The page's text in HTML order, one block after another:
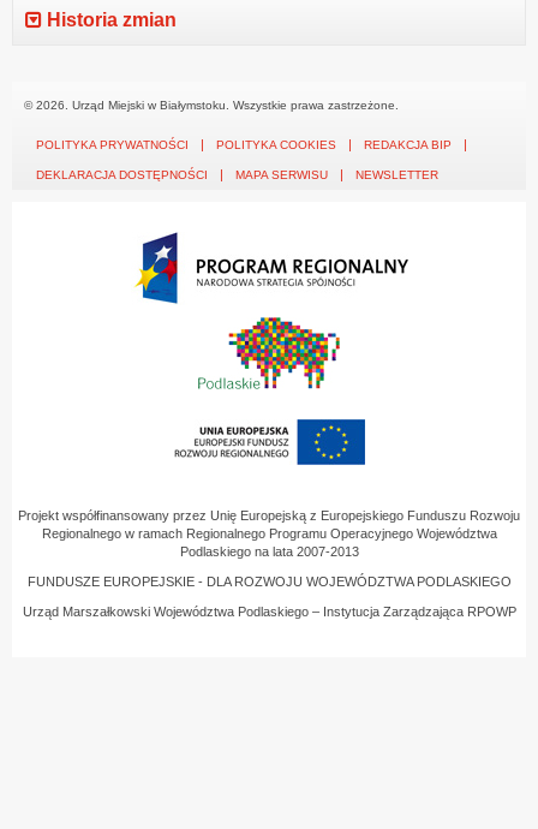
Historia zmian
© 2026. Urząd Miejski w Białymstoku. Wszystkie prawa zastrzeżone.
POLITYKA PRYWATNOŚCI POLITYKA COOKIES REDAKCJA BIP
DEKLARACJA DOSTĘPNOŚCI MAPA SERWISU NEWSLETTER
Projekt współfinansowany przez Unię Europejską z Europejskiego Funduszu Rozwoju
Regionalnego w ramach Regionalnego Programu Operacyjnego Województwa
Podlaskiego na lata 2007-2013
FUNDUSZE EUROPEJSKIE - DLA ROZWOJU WOJEWÓDZTWA PODLASKIEGO
Urząd Marszałkowski Województwa Podlaskiego – Instytucja Zarządzająca RPOWP